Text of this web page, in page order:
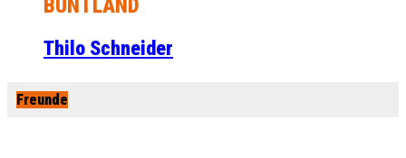
BUNTLAND
Thilo Schneider
Freunde